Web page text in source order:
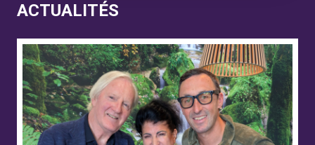
ACTUALITÉS